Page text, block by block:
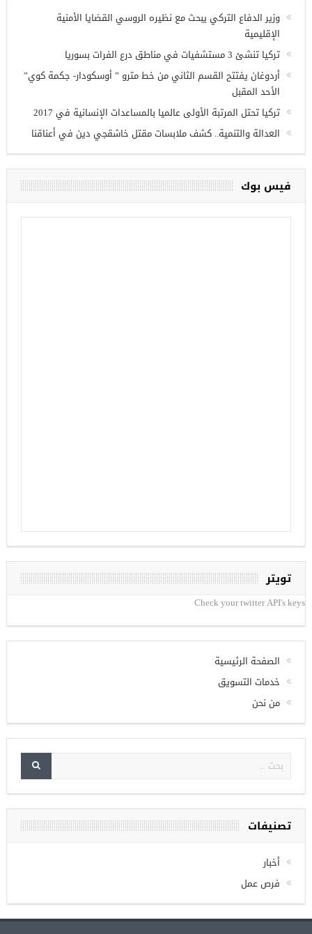
وزير الدفاع التركي يبحث مع نظيره الروسي القضايا الأمنية
الإقليمية
تركيا تنشئ 3 مستشفيات في مناطق درع الفرات بسوريا
أردوغان يفتتح القسم الثاني من خط مترو ” أوسكودار- جكمة كوي”
الأحد المقبل
تركيا تحتل المرتبة الأولى عالميا بالمساعدات الإنسانية في 2017
العدالة والتنمية.. كشف ملابسات مقتل خاشقجي دين في أعناقنا
فيس بوك
تويتر
Check your twitter API's keys
الصفحة الرئيسية
خدمات التسويق
من نحن
تصنيفات
أخبار
فرص عمل